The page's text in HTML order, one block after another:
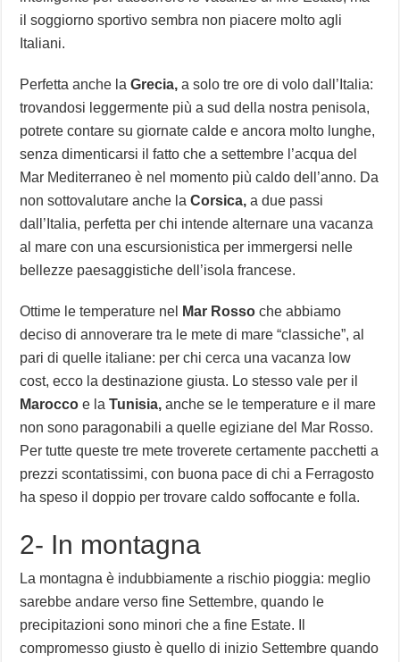
il soggiorno sportivo sembra non piacere molto agli
Italiani.
Perfetta anche laGrecia, a solo tre ore di volo dall’Italia:
trovandosi leggermente più a sud della nostra penisola,
potrete contare su giornate calde e ancora molto lunghe,
senza dimenticarsi il fatto che a settembre l’acqua del
Mar Mediterraneo è nel momento più caldo dell’anno. Da
non sottovalutare anche laCorsica, a due passi
dall’Italia, perfetta per chi intende alternare una vacanza
al mare con una escursionistica per immergersi nelle
bellezze paesaggistiche dell’isola francese.
Ottime le temperature nel Mar Rosso che abbiamo
deciso di annoverare tra le mete di mare “classiche”, al
pari di quelle italiane: per chi cerca una vacanza low
cost, ecco la destinazione giusta. Lo stesso vale per il
Marocco e laTunisia, anche se le temperature e il mare
non sono paragonabili a quelle egiziane del Mar Rosso.
Per tutte queste tre mete troverete certamente pacchetti a
prezzi scontatissimi, con buona pace di chi a Ferragosto
ha speso il doppio per trovare caldo soffocante e folla.
2- In montagna
La montagna è indubbiamente a rischio pioggia: meglio
sarebbe andare verso fine Settembre, quando le
precipitazioni sono minori che a fine Estate. Il
compromesso giusto è quello di inizio Settembre quando